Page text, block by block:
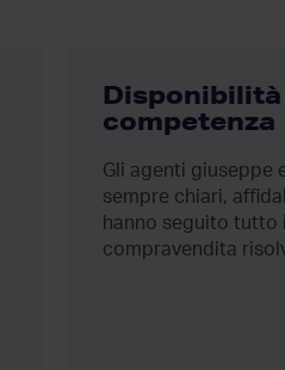
Disponibilità
competenza
Gli agenti giuseppe
sempre chiari,
hanno seguito tutto
compravendita